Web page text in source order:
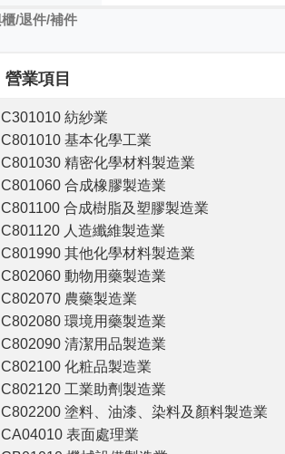
/退件/補件
營業項目
C301010 紡紗業
C801010 基本化學工業
C801030 精密化學材料製造業
C801060 合成橡膠製造業
C801100 合成樹脂及塑膠製造業
C801120 人造纖維製造業
C801990 其他化學材料製造業
C802060 動物用藥製造業
C802070 農藥製造業
C802080 環境用藥製造業
C802090 清潔用品製造業
C802100 化粧品製造業
C802120 工業助劑製造業
C802200 塗料、油漆、染料及顏料製造業
CA04010 表面處理業